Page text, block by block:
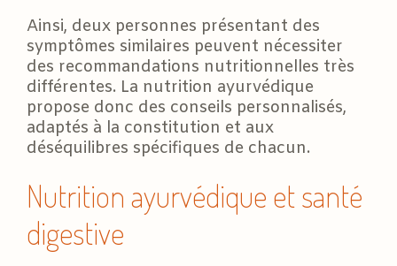
Ainsi, deux personnes présentant des
symptômes similaires peuvent nécessiter
des recommandations nutritionnelles très
différentes. La nutrition ayurvédique
propose donc des conseils personnalisés,
adaptés à la constitution et aux
déséquilibres spécifiques de chacun.
Nutrition ayurvédique et santé
digestive